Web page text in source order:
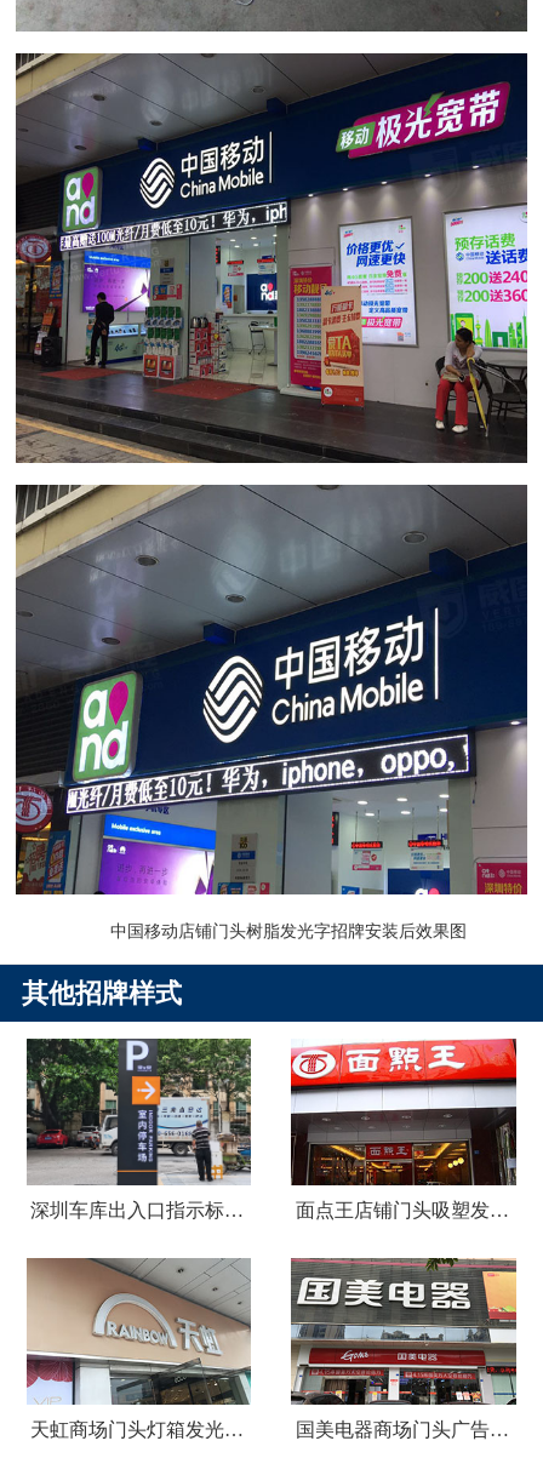
中国移动店铺门头树脂发光字招牌安装后效果图
其他招牌样式
深圳车库出入口指示标识牌制作 面点王店铺门头吸塑发光字广告招牌
天虹商场门头灯箱发光字广告招牌 国美电器商场门头广告招牌设计制作安装